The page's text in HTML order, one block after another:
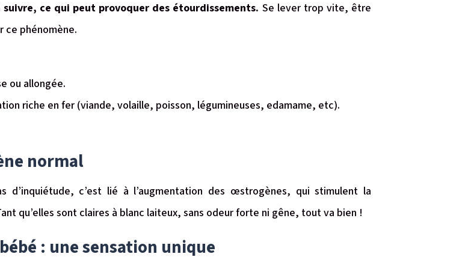
ce qui peut provoquer des étourdissements. Se lever trop vite, être
ce phénomène.
ou allongée.
riche en fer (viande, volaille, poisson, légumineuses, edamame, etc).
normal
d’inquiétude, c’est lié à l’augmentation des œstrogènes, qui stimulent la
qu’elles sont claires à blanc laiteux, sans odeur forte ni gêne, tout va bien !
: une sensation unique